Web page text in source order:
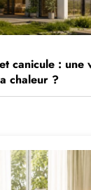
canicule : une
chaleur ?